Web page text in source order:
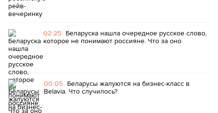
02:25 Беларуска нашла очередное русское слово,
которое не понимают россияне. Что за оно
00:05 Беларусы жалуются на бизнес-класс в
Belavia. Что случилось?